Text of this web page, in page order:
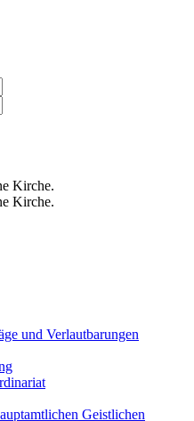
und Verlautbarungen
Geistlichen